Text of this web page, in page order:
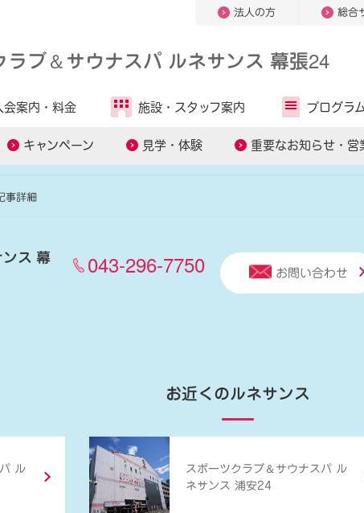
法人の方 総合
ラブ＆サウナスパ ルネサンス 幕張24
キャンペーン 見学・体験 重要なお知らせ・営
会案内・ 料金 施設・ スタッフ案内 プログラ
人気キーワードから探す
ンラインレッスン スマートテニスレッスン パーソナルトレー
事詳細
ス 幕 043-296-7750 お問い合わせ
お近くのルネサンス
ル
スポーツクラブ ＆ サウナスパ ル
ネサンス 浦安24